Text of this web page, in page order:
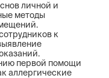
личной и
методы
к
первой помощи
аллергические